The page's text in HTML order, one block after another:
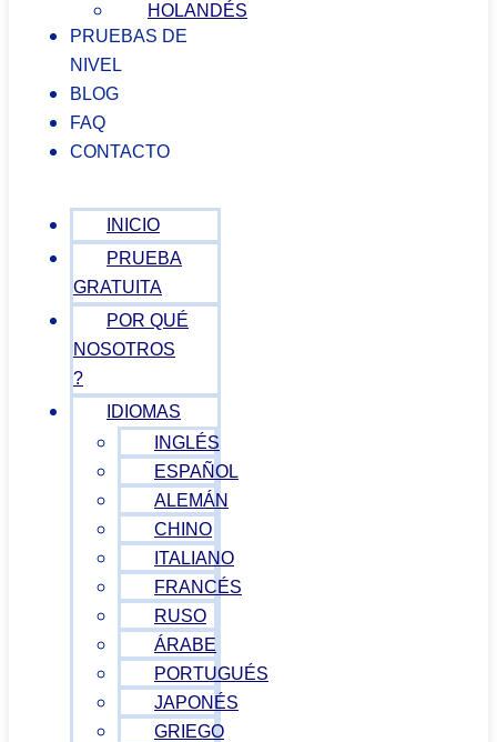
HOLANDÉS
PRUEBAS DE
NIVEL
BLOG
FAQ
CONTACTO
INICIO
PRUEBA
GRATUITA
POR QUÉ
NOSOTROS
?
IDIOMAS
INGLÉS
ESPAÑOL
ALEMÁN
CHINO
ITALIANO
FRANCÉS
RUSO
ÁRABE
PORTUGUÉS
JAPONÉS
GRIEGO